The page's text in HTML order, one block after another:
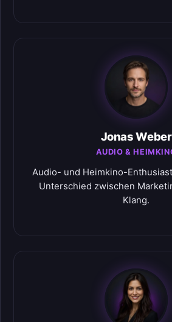
Jonas Weber
AUDIO &
Audio- und Heimkino-
Unterschied zwischen
Klang.